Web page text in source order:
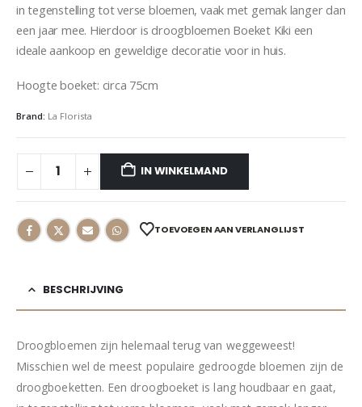
in tegenstelling tot verse bloemen, vaak met gemak langer dan
een jaar mee. Hierdoor is droogbloemen Boeket Kiki een
ideale aankoop en geweldige decoratie voor in huis.
Hoogte boeket: circa 75cm
Brand: La Florista
IN WINKELMAND
TOEVOEGEN AAN VERLANGLIJST
BESCHRIJVING
Droogbloemen zijn helemaal terug van weggeweest!
Misschien wel de meest populaire gedroogde bloemen zijn de
droogboeketten. Een droogboeket is lang houdbaar en gaat,